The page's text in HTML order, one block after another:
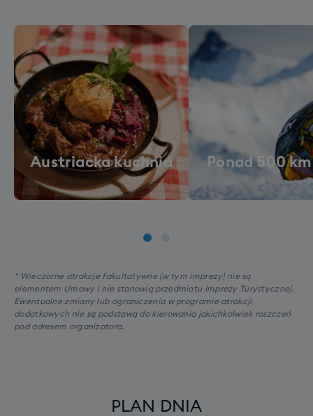
Austriacka kuchnia Ponad 500
* Wieczorne atrakcje fakultatywne (w tym imprezy) nie są
elementem Umowy i nie stanowią przedmiotu Imprezy Turystycznej.
Ewentualne zmiany lub ograniczenia w programie atrakcji
dodatkowych nie są podstawą do kierowania jakichkolwiek roszczeń
pod adresem organizatora.
PLAN DNIA